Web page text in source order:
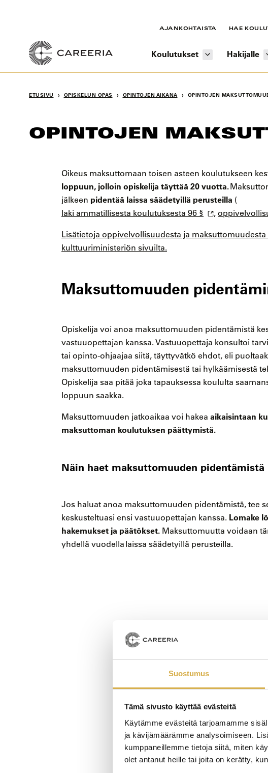
Suostumus
Tämä sivusto käyttää evästeitä
Käytämme evästeitä tarjoamamme
ja kävijämäärämme analysoimiseen.
kumppaneillemme tietoja siitä, miten
olet antanut heille tai joita on kerätty,
AJANKOHTAISTA HAE
Koulutukset Hakijalle
ETUSIVU › OPISKELUN OPAS › OPINTOJEN AIKANA › OPINTOJEN
OPINTOJEN
Oikeus maksuttomaan toisen asteen koulutukseen
loppuun, jolloin opiskelija täyttää 20 vuotta.
jälkeen pidentää laissa säädetyillä perusteilla (
laki ammatillisesta koulutuksesta 96 §
,
Lisätietoja oppivelvollisuudesta ja maksuttomuudesta
kulttuuriministeriön sivuilta.
Maksuttomuuden
Opiskelija voi anoa maksuttomuuden pidentämistä
vastuuopettajan kanssa. Vastuuopettaja konsultoi
tai opinto-ohjaajaa siitä, täyttyvätkö ehdot, eli
maksuttomuuden pidentämisestä tai hylkäämisestä
Opiskelija saa pitää joka tapauksessa koululta
loppuun saakka.
Maksuttomuuden jatkoaikaa voi hakea aikaisintaan
maksuttoman koulutuksen päättymistä.
Näin haet maksuttomuuden pidentämistä
Jos haluat anoa maksuttomuuden pidentämistä, tee
keskusteltuasi ensi vastuuopettajan kanssa. Lomake
hakemukset ja päätökset. Maksuttomuutta voidaan
yhdellä vuodella laissa säädetyillä perusteilla.